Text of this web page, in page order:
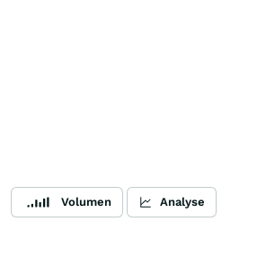
Volumen Analyse